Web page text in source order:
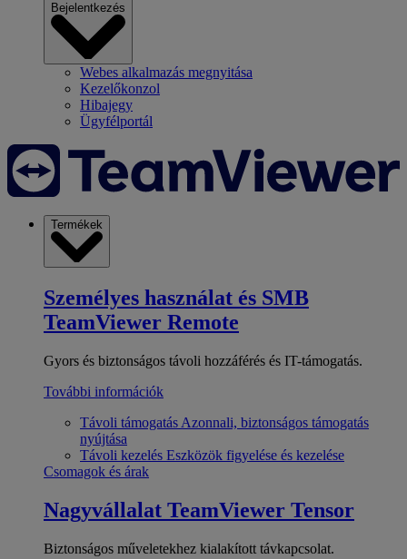
Bejelentkezés
Webes alkalmazás megnyitása
Kezelőkonzol
Hibajegy
Ügyfélportál
Termékek
Személyes használat és SMB
TeamViewer Remote
Gyors és biztonságos távoli hozzáférés és IT-támogatás.
További információk
Távoli támogatás Azonnali, biztonságos támogatás
nyújtása
Távoli kezelés Eszközök figyelése és kezelése
Csomagok és árak
Nagyvállalat TeamViewer Tensor
Biztonságos műveletekhez kialakított távkapcsolat.